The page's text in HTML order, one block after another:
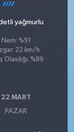
yağmurlu
Nem: %91
22 km/h
Olasılığı: %89
22 MART
PAZAR